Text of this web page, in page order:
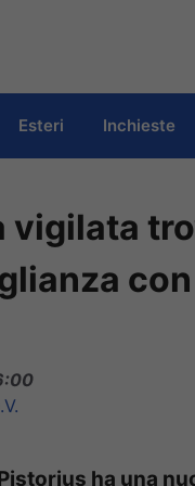
Esteri Inchieste
con
ha una